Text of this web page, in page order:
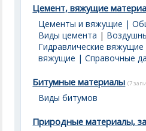
Цемент, вяжущие
Цементы и вяжущие |
Виды цемента |
Гидравлические вяжущие
вяжущие | Справочные
Битумные материалы (7
Виды битумов
Природные материалы,